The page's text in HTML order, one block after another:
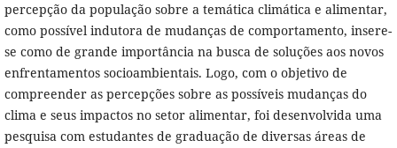
percepção da população sobre a temática climática e alimentar,
como possível indutora de mudanças de comportamento, insere-
se como de grande importância na busca de soluções aos novos
enfrentamentos socioambientais. Logo, com o objetivo de
compreender as percepções sobre as possíveis mudanças do
clima e seus impactos no setor alimentar, foi desenvolvida uma
pesquisa com estudantes de graduação de diversas áreas de